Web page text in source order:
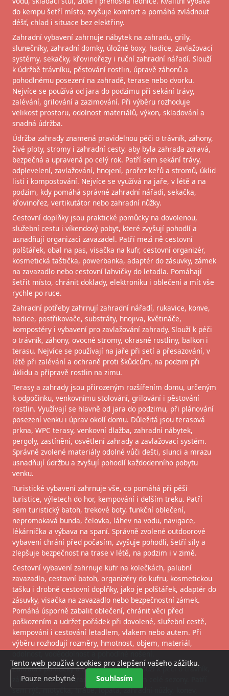
do kempu šetří místo, zvyšuje komfort a pomáhá zvládnout
déšť, chlad i situace bez elektřiny.
Zahradní vybavení zahrnuje nábytek na zahradu, grily,
slunečníky, zahradní domky, úložné boxy, hadice, zavlažovací
systémy, sekačky, křovinořezy i ruční zahradní nářadí. Slouží
k údržbě trávníku, pěstování rostlin, úpravě záhonů a
pohodlnému posezení na zahradě, terase nebo dvorku.
Nejvíce se používá od jara do podzimu při sekání trávy,
zalévání, grilování a zazimování. Při výběru rozhoduje
velikost prostoru, odolnost materiálů, výkon, skladování a
snadná údržba.
Údržba zahrady znamená pravidelnou péči o trávník, záhony,
živé ploty, stromy i zahradní cesty, aby byla zahrada zdravá,
bezpečná a upravená po celý rok. Patří sem sekání trávy,
odplevelení, zavlažování, hnojení, prořez keřů a stromů, úklid
listí i kompostování. Nejvíce se využívá na jaře, v létě a na
podzim, kdy pomáhá správné zahradní nářadí, sekačka,
křovinořez, vertikutátor nebo zahradní nůžky.
Cestovní doplňky jsou praktické pomůcky na dovolenou,
služební cestu i víkendový pobyt, které zvyšují pohodlí a
usnadňují organizaci zavazadel. Patří mezi ně cestovní
polštářek, obal na pas, visačka na kufr, cestovní organizér,
kosmetická taštička, powerbanka, adaptér do zásuvky, zámek
na zavazadlo nebo cestovní lahvičky do letadla. Pomáhají
šetřit místo, chránit doklady, elektroniku i oblečení a mít vše
rychle po ruce.
Zahradní potřeby zahrnují zahradní nářadí, rukavice, konve,
hadice, postřikovače, substráty, hnojiva, květináče,
kompostéry i vybavení pro zavlažování zahrady. Slouží k péči
o trávník, záhony, ovocné stromy, okrasné rostliny, balkon i
terasu. Nejvíce se používají na jaře při setí a přesazování, v
létě při zalévání a ochraně proti škůdcům, na podzim při
úklidu a přípravě rostlin na zimu.
Terasy a zahrady jsou přirozeným rozšířením domu, určeným
k odpočinku, venkovnímu stolování, grilování i pěstování
rostlin. Využívají se hlavně od jara do podzimu, při plánování
posezení venku i úprav okolí domu. Důležitá jsou terasová
prkna, WPC terasy, venkovní dlažba, zahradní nábytek,
pergoly, zastínění, osvětlení zahrady a zavlažovací systém.
Správně zvolené materiály odolné vůči dešti, slunci a mrazu
usnadňují údržbu a zvyšují pohodlí každodenního pobytu
venku.
Turistické vybavení zahrnuje vše, co pomáhá při pěší
turistice, výletech do hor, kempování i delším treku. Patří
sem turistický batoh, trekové boty, funkční oblečení,
nepromokavá bunda, čelovka, láhev na vodu, navigace,
lékárnička a výbava na spaní. Správně zvolené outdoorové
vybavení chrání před počasím, zvyšuje pohodlí, šetří síly a
zlepšuje bezpečnost na trase v létě, na podzim i v zimě.
Cestovní vybavení zahrnuje kufr na kolečkách, palubní
zavazadlo, cestovní batoh, organizéry do kufru, kosmetickou
tašku i drobné cestovní doplňky, jako je polštářek, adaptér do
zásuvky, visačka na zavazadlo nebo bezpečnostní zámek.
Pomáhá úsporně zabalit oblečení, chránit věci před
poškozením a udržet pořádek při dovolené, služební cestě,
kempování i cestování letadlem, vlakem nebo autem. Při
výběru rozhodují rozměry, hmotnost, objem, materiál,
Zahradní pomůcky a zahradní nářadí slouží k péči o trávník,
záhony, stromy i okrasné rostliny během celé sezony. Patří
sem rýč, motyčka, hrábě, lopata, zahradní nůžky, konev,
Tento web používá cookies pro zlepšení vašeho zážitku.
Pouze nezbytné
Souhlasím